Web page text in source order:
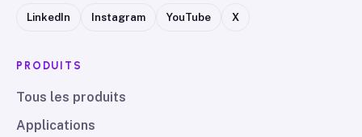
LinkedIn Instagram YouTube X
PRODUITS
Tous les produits
Applications